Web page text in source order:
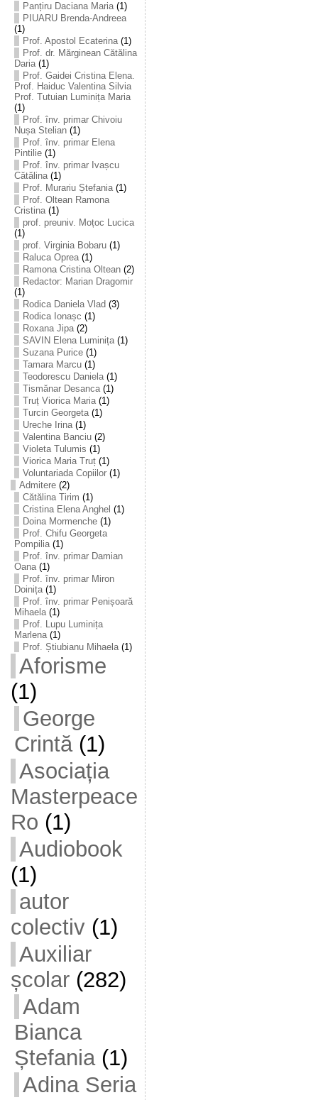
Panțiru Daciana Maria(1)
PIUARU Brenda-Andreea
(1)
Prof. Apostol Ecaterina(1)
Prof. dr. Mărginean Cătălina
Daria(1)
Prof. Gaidei Cristina Elena.
Prof. Haiduc Valentina Silvia
Prof. Tutuian Luminița Maria
(1)
Prof. înv. primar Chivoiu
Nușa Stelian(1)
Prof. înv. primar Elena
Pintilie(1)
Prof. înv. primar Ivașcu
Cătălina(1)
Prof. Murariu Ștefania(1)
Prof. Oltean Ramona
Cristina(1)
prof. preuniv. Moțoc Lucica
(1)
prof. Virginia Bobaru(1)
Raluca Oprea(1)
Ramona Cristina Oltean(2)
Redactor: Marian Dragomir
(1)
Rodica Daniela Vlad (3)
Rodica Ionașc (1)
Roxana Jipa(2)
SAVIN Elena Luminița(1)
Suzana Purice(1)
Tamara Marcu(1)
Teodorescu Daniela(1)
Tismănar Desanca(1)
Truț Viorica Maria(1)
Turcin Georgeta(1)
Ureche Irina(1)
Valentina Banciu(2)
Violeta Tulumis (1)
Viorica Maria Truț(1)
Voluntariada Copiilor(1)
Admitere(2)
Cătălina Tirim (1)
Cristina Elena Anghel (1)
Doina Mormenche(1)
Prof. Chifu Georgeta
Pompilia(1)
Prof. înv. primar Damian
Oana(1)
Prof. înv. primar Miron
Doinița(1)
Prof. înv. primar Penișoară
Mihaela(1)
Prof. Lupu Luminița
Marlena(1)
Prof. Știubianu Mihaela(1)
Aforisme
(1)
George
Crintă(1)
Asociația
Masterpeace
Ro (1)
Audiobook
(1)
autor
colectiv(1)
Auxiliar
școlar(282)
Adam
Bianca
Ștefania(1)
Adina Seria